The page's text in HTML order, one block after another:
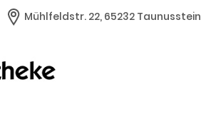
Mühlfeldstr. 22, 65232 Taunusstein